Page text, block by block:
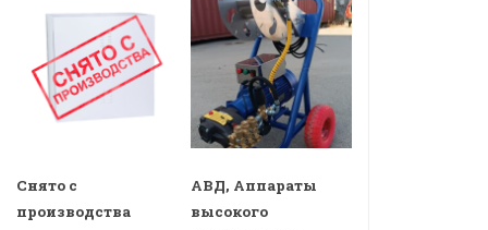
Снято с
производства
АВД, Аппараты
высокого